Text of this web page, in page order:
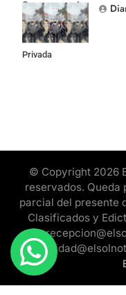
Congreso contra
la Ley de
Propiedad
Privada
© Copyright 2026
reservados.
parcial del presente
Clasificados y